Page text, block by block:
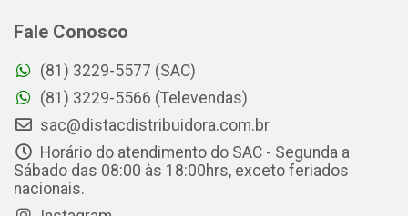
Fale Conosco
(81) 3229-5577 (SAC)
(81) 3229-5566 (Televendas)
sac@distacdistribuidora.com.br
Horário do atendimento do SAC - Segunda a
Sábado das 08:00 às 18:00hrs, exceto feriados
nacionais.